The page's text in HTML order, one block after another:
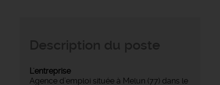
L'entreprise
Agence d’emploi située à Melun (77) dans le